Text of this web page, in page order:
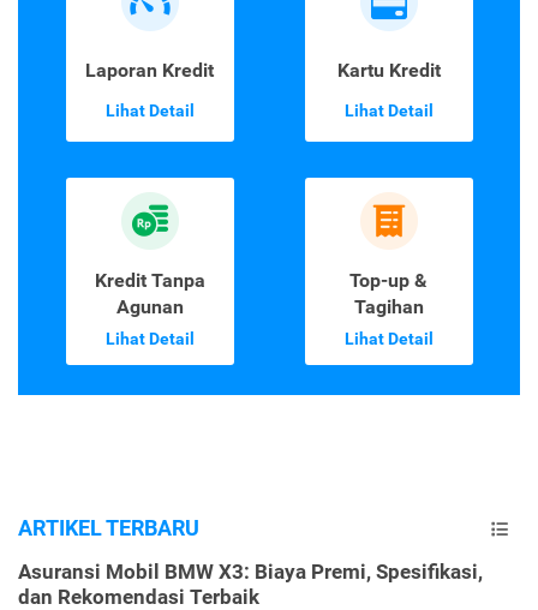
Laporan Kredit
Lihat Detail
Kartu Kredit
Lihat Detail
Kredit Tanpa
Agunan
Lihat Detail
Top-up &
Tagihan
Lihat Detail
ARTIKEL TERBARU
Asuransi Mobil BMW X3: Biaya Premi, Spesifikasi,
dan Rekomendasi Terbaik